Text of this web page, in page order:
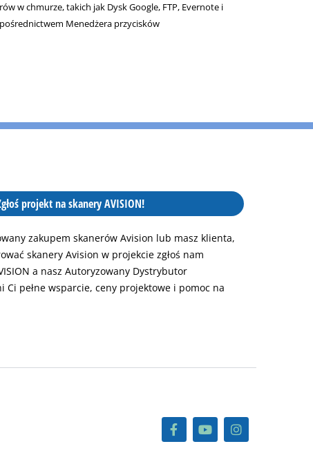
w chmurze, takich jak Dysk Google, FTP, Evernote i
Menedżera przycisków
projekt na skanery AVISION!
zakupem skanerów Avision lub masz klienta,
skanery Avision w projekcie zgłoś nam
a nasz Autoryzowany Dystrybutor
Ci pełne wsparcie, ceny projektowe i pomoc na
F
a
c
Y
o
u
I
n
s